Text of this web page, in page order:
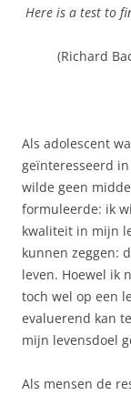
Here is a test to
(Richard
Als adolescent
geïnteresseerd
wilde geen
formuleerde: ik
kwaliteit in mijn
kunnen zeggen:
leven. Hoewel ik
toch wel op een
evaluerend kan
mijn levensdoel
Als mensen de